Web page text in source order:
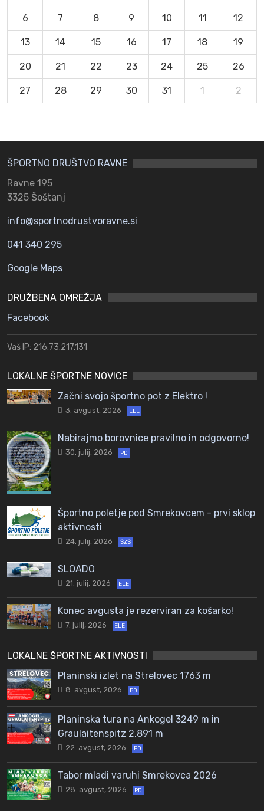
6 7 8 9 10 11 12
13 14 15 16 17 18 19
20 21 22 23 24 25 26
27 28 29 30 31 1 2
ŠPORTNO DRUŠTVO RAVNE
Ravne 195
3325 Šoštanj
info@sportnodrustvoravne.si
041 340 295
Google Maps
DRUŽBENA OMREŽJA
Facebook
Vaš IP: 216.73.217.131
LOKALNE ŠPORTNE NOVICE
Začni svojo športno pot z Elektro !
3. avgust, 2026 ELE
Nabirajmo borovnice pravilno in odgovorno!
30. julij, 2026 PD
Športno poletje pod Smrekovcem - prvi sklop
aktivnosti
24. julij, 2026 ŠZŠ
SLOADO
21. julij, 2026 ELE
Konec avgusta je rezerviran za košarko!
7. julij, 2026 ELE
LOKALNE ŠPORTNE AKTIVNOSTI
Planinski izlet na Strelovec 1763 m
8. avgust, 2026 PD
Planinska tura na Ankogel 3249 m in
Graulaitenspitz 2.891 m
22. avgust, 2026 PD
Tabor mladi varuhi Smrekovca 2026
28. avgust, 2026 PD